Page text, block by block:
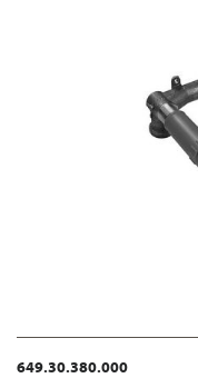
649.30.380.000